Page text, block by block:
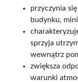
przyczynia
budynku,
sprzyja
wewnątrz
zwiększa
warunki